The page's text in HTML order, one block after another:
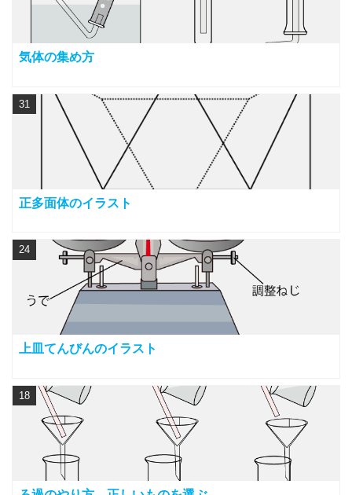
気体の集め方
正多面体のイラスト
31
上皿てんびんのイラスト
24
18